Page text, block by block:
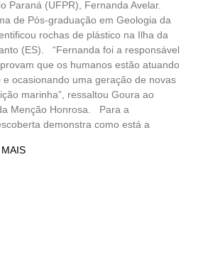
Paraná (UFPR), Fernanda Avelar.
de Pós-graduação em Geologia da
rochas de plástico na Ilha da
(ES). “Fernanda foi a responsável
que os humanos estão atuando
ocasionando uma geração de novas
marinha”, ressaltou Goura ao
Menção Honrosa. Para a
demonstra como está a